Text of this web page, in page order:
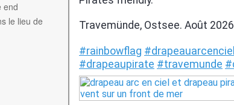
end
le lieu de